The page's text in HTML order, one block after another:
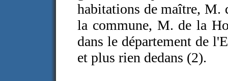
habitations de maître, M.
la commune, M. de la
dans le département de
et plus rien dedans (2).